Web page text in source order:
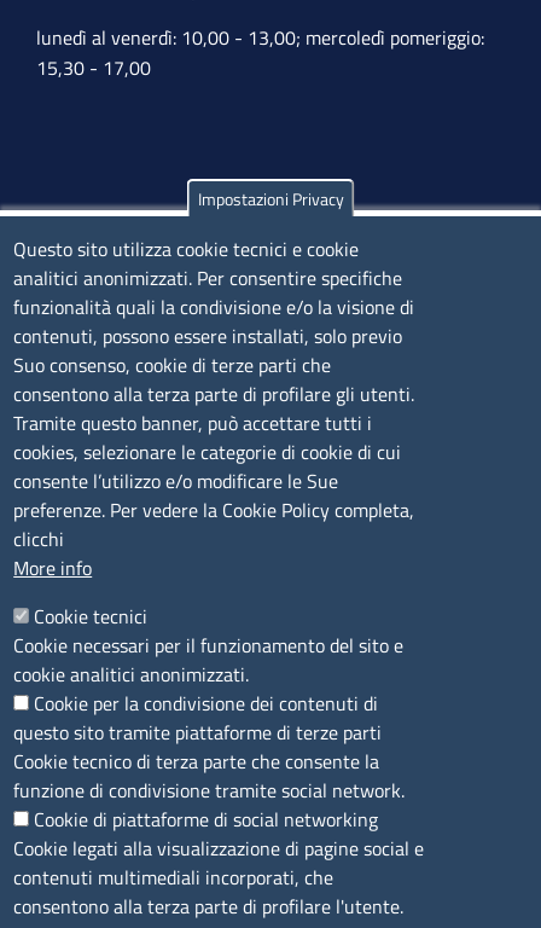
lunedì al venerdì: 10,00 - 13,00; mercoledì pomeriggio:
15,30 - 17,00
Olbia
Via Nanni 43 - 07026 Olbia
Tel. 0789 66122 | 0789 69580
mail:ufficio.olbia@ss.camcom.it
lunedì al venerdì: 9,00 - 12,00; lunedì pomeriggio: 16,00
- 17,00
CONTATTI
Camera di Commercio, Industria, Artigianato e
Agricoltura di Sassari
P.IVA01047570906
Codice Fiscale 80000930901
Codice Univoco per le fatture elettroniche
LINK UTILI
Segnalazione di illecito
Amministrazione Trasparente
Accesso riservato
Impostazioni Privacy
Questo sito utilizza cookie tecnici e cookie
analitici anonimizzati. Per consentire specifiche
funzionalità quali la condivisione e/o la visione di
contenuti, possono essere installati, solo previo
Suo consenso, cookie di terze parti che
consentono alla terza parte di profilare gli utenti.
Tramite questo banner, può accettare tutti i
cookies, selezionare le categorie di cookie di cui
consente l’utilizzo e/o modificare le Sue
preferenze. Per vedere la Cookie Policy completa,
clicchi
More info
Cookie tecnici
Cookie necessari per il funzionamento del sito e
cookie analitici anonimizzati.
Cookie per la condivisione dei contenuti di
questo sito tramite piattaforme di terze parti
Cookie tecnico di terza parte che consente la
funzione di condivisione tramite social network.
Cookie di piattaforme di social networking
Cookie legati alla visualizzazione di pagine social e
contenuti multimediali incorporati, che
consentono alla terza parte di profilare l'utente.